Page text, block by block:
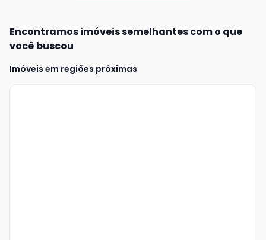
Encontramos imóveis semelhantes com o que
você buscou
Imóveis em regiões próximas